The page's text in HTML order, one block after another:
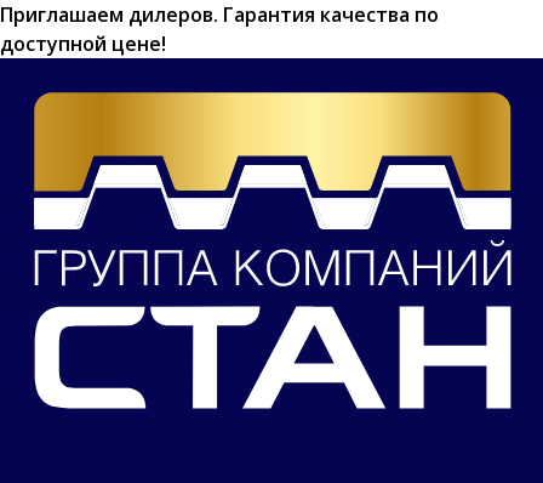
Приглашаем дилеров. Гарантия качества по
доступной цене!